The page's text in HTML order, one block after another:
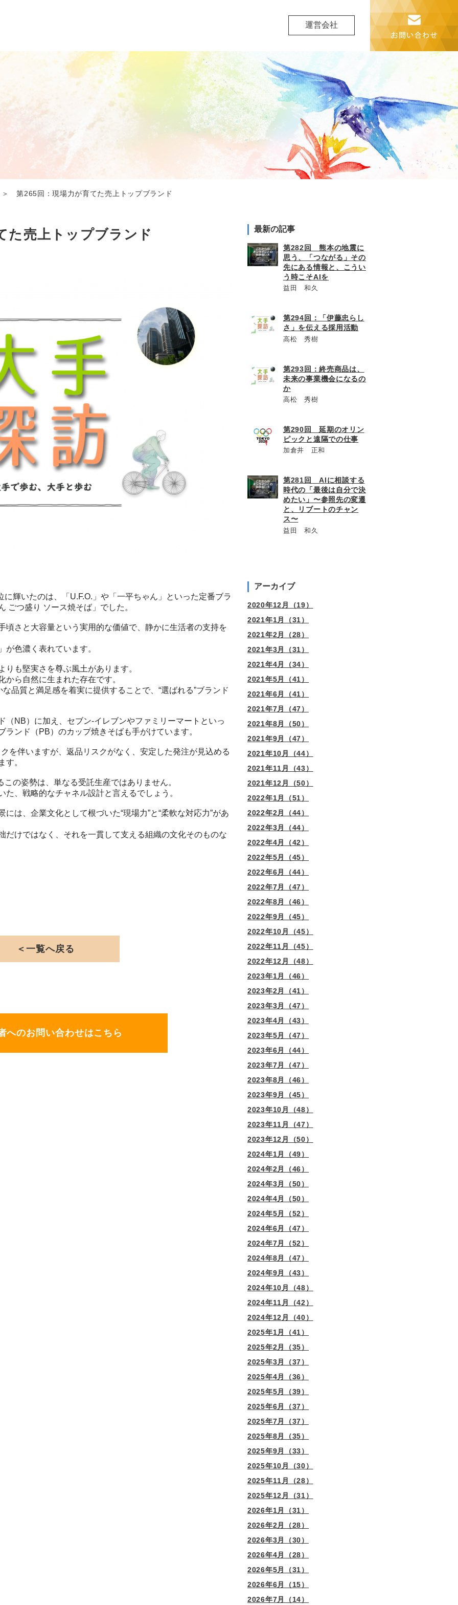
運営会社
第265回：現場力が育てた売上トップブランド
た売上トップブランド
輝いたのは、「U.F.O.」や「一平ちゃん」といった定番ブラ
ごつ盛り ソース焼そば」でした。
頃さと大容量という実用的な価値で、静かに生活者の支持を
が色濃く表れています。
も堅実さを尊ぶ風土があります。
ら自然に生まれた存在です。
品質と満足感を着実に提供することで、“選ばれる”ブランド
（NB）に加え、セブン‐イレブンやファミリーマートといっ
ンド（PB）のカップ焼きそばも手がけています。
を伴いますが、返品リスクがなく、安定した発注が見込める
す。
の姿勢は、単なる受託生産ではありません。
、戦略的なチャネル設計と言えるでしょう。
は、企業文化として根づいた“現場力”と“柔軟な対応力”があ
だけではなく、それを一貫して支える組織の文化そのものな
＜一覧へ戻る
へのお問い合わせはこちら
最新の記事
第282回 熊本の地震に
思う、「つながる」その
先にある情報と、こうい
う時こそAIを
益田 和久
第294回：「伊藤忠らし
さ」を伝える採用活動
高松 秀樹
第293回：終売商品は、
未来の事業機会になるの
か
高松 秀樹
第290回 延期のオリン
ピックと遠隔での仕事
加倉井 正和
第281回 AIに相談する
時代の「最後は自分で決
めたい」〜参照先の変遷
と、リブートのチャン
ス〜
益田 和久
アーカイブ
2020年12月（19）
2021年1月（31）
2021年2月（28）
2021年3月（31）
2021年4月（34）
2021年5月（41）
2021年6月（41）
2021年7月（47）
2021年8月（50）
2021年9月（47）
2021年10月（44）
2021年11月（43）
2021年12月（50）
2022年1月（51）
2022年2月（44）
2022年3月（44）
2022年4月（42）
2022年5月（45）
2022年6月（44）
2022年7月（47）
2022年8月（46）
2022年9月（45）
2022年10月（45）
2022年11月（45）
2022年12月（48）
2023年1月（46）
2023年2月（41）
2023年3月（47）
2023年4月（43）
2023年5月（47）
2023年6月（44）
2023年7月（47）
2023年8月（46）
2023年9月（45）
2023年10月（48）
2023年11月（47）
2023年12月（50）
2024年1月（49）
2024年2月（46）
2024年3月（50）
2024年4月（50）
2024年5月（52）
2024年6月（47）
2024年7月（52）
2024年8月（47）
2024年9月（43）
2024年10月（48）
2024年11月（42）
2024年12月（40）
2025年1月（41）
2025年2月（35）
2025年3月（37）
2025年4月（36）
2025年5月（39）
2025年6月（37）
2025年7月（37）
2025年8月（35）
2025年9月（33）
2025年10月（30）
2025年11月（28）
2025年12月（31）
2026年1月（31）
2026年2月（28）
2026年3月（30）
2026年4月（28）
2026年5月（31）
2026年6月（15）
2026年7月（14）